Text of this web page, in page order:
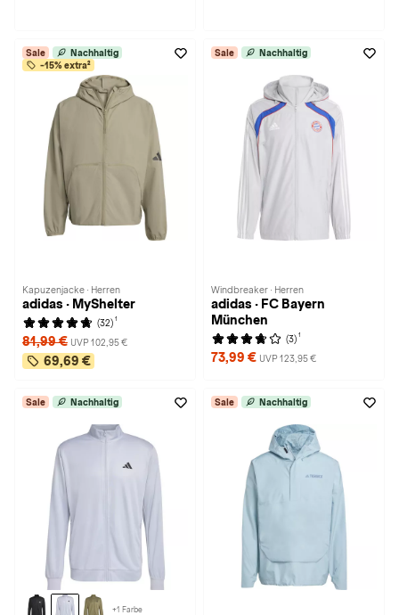
Sale
Nachhaltig
-15% extra²
Kapuzenjacke · Herren
adidas · MyShelter
(32) 1
81,99 € UVP 102,95 €
69,69 €
Sale Nachhaltig
Windbreaker · Herren
adidas · FC Bayern
München
(3) 1
73,99 € UVP 123,95 €
Sale Nachhaltig
+1 Farbe
Sale Nachhaltig